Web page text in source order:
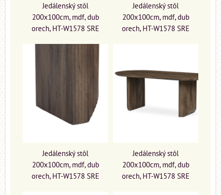
Jedálenský stôl
200x100cm, mdf, dub
orech, HT-W1578 SRE
Jedálenský stôl
200x100cm, mdf, dub
orech, HT-W1578 SRE
Jedálenský stôl
200x100cm, mdf, dub
orech, HT-W1578 SRE
Jedálenský stôl
200x100cm, mdf, dub
orech, HT-W1578 SRE